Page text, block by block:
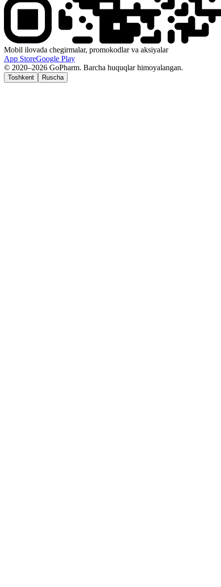
Mobil ilovada chegirmalar, promokodlar va aksiyalar
App StoreGoogle Play
© 2020–2026 GoPharm. Barcha huquqlar himoyalangan.
Toshkent Ruscha